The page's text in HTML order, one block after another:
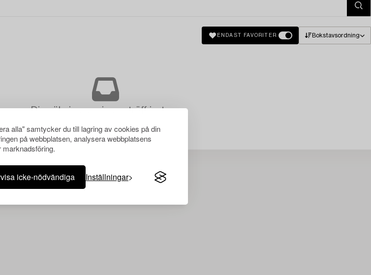
alla" samtycker du till lagring av cookies på din
på webbplatsen, analysera webbplatsens
icke-nödvändiga Inställningar
ENDAST FAVORITER Bokstavsordning
Din sökning gav ingen träff just nu.